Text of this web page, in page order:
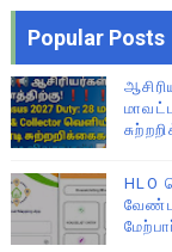
Popular Posts
HLO